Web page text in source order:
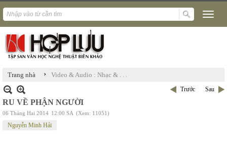
Trang nhà › Video & Audio : Nhạc & . . .
Trước Sau
RU VỀ PHẬN NGƯỜI
06 Tháng Hai 2014 12:00 SA (Xem: 11051)
Nguyễn Minh Hải